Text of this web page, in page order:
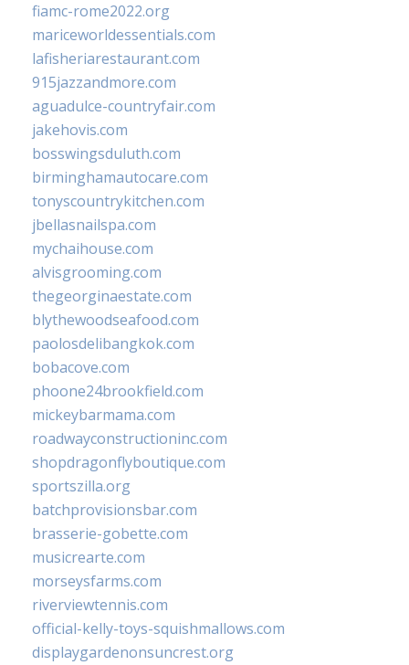
fiamc-rome2022.org
mariceworldessentials.com
lafisheriarestaurant.com
915jazzandmore.com
aguadulce-countryfair.com
jakehovis.com
bosswingsduluth.com
birminghamautocare.com
tonyscountrykitchen.com
jbellasnailspa.com
mychaihouse.com
alvisgrooming.com
thegeorginaestate.com
blythewoodseafood.com
paolosdelibangkok.com
bobacove.com
phoone24brookfield.com
mickeybarmama.com
roadwayconstructioninc.com
shopdragonflyboutique.com
sportszilla.org
batchprovisionsbar.com
brasserie-gobette.com
musicrearte.com
morseysfarms.com
riverviewtennis.com
official-kelly-toys-squishmallows.com
displaygardenonsuncrest.org